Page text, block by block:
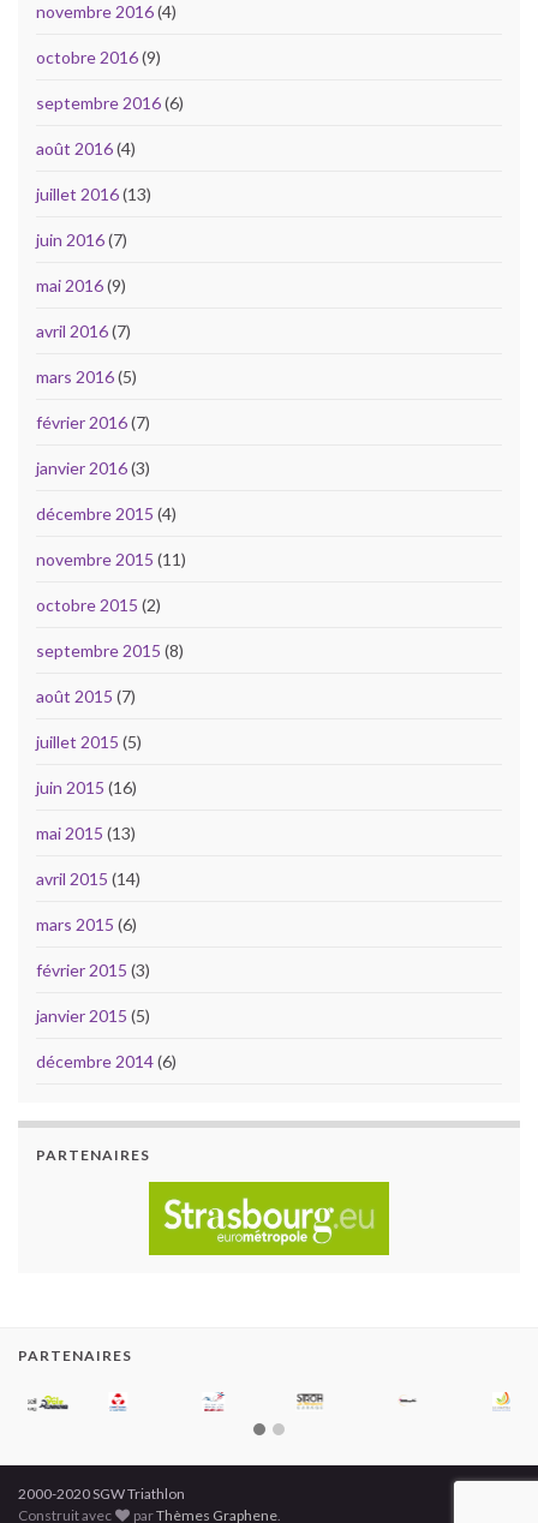
novembre 2016(4)
octobre 2016(9)
septembre 2016(6)
août 2016(4)
juillet 2016(13)
juin 2016(7)
mai 2016(9)
avril 2016(7)
mars 2016(5)
février 2016(7)
janvier 2016(3)
décembre 2015 (4)
novembre 2015 (11)
octobre 2015 (2)
septembre 2015 (8)
août 2015 (7)
juillet 2015 (5)
juin 2015 (16)
mai 2015 (13)
avril 2015 (14)
mars 2015 (6)
février 2015 (3)
janvier 2015 (5)
décembre 2014(6)
PARTENAIRES